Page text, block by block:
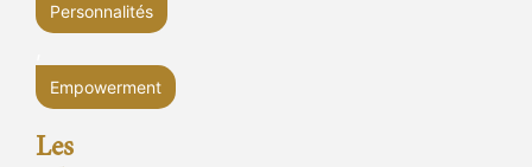
Les
Personnalités
Empowerment